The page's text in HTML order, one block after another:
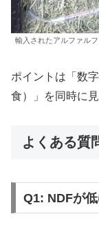
輸入されたアルファル
ポイントは「数
食）」を同時に見
よくある質
Q1: NDFが